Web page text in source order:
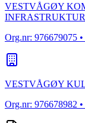
VESTVÅGØY
INFRASTRUKTUR
Org.nr: 976679075
VESTVÅGØY
Org.nr: 976678982